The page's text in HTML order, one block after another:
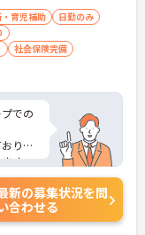
育児補助
日勤のみ
社会保険完備
での
り、
す。
ださ
新の募集状況を問
合わせる